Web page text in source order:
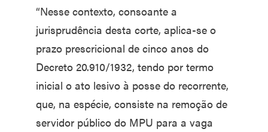
“Nesse contexto, consoante a
jurisprudência desta corte, aplica-se o
prazo prescricional de cinco anos do
Decreto 20.910/1932, tendo por termo
inicial o ato lesivo à posse do recorrente,
que, na espécie, consiste na remoção de
servidor público do MPU para a vaga